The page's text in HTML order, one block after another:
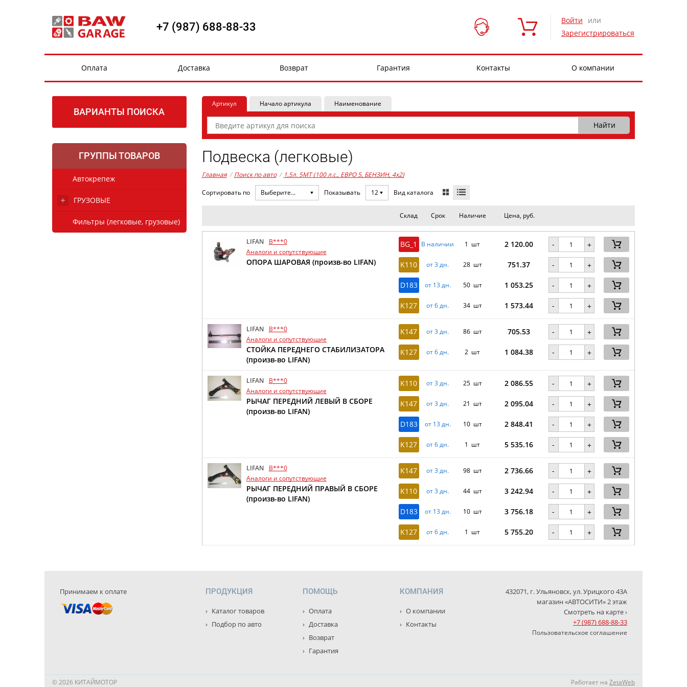
+7 (987) 688-88-33 Войти
или
Зарегистрироваться
Оплата Доставка Возврат Гарантия Контакты О компании
ВАРИАНТЫ ПОИСКА
ГРУППЫ ТОВАРОВ
Автокрепеж
ГРУЗОВЫЕ
Фильтры (легковые, грузовые)
Артикул Начало артикула Наименование
Подвеска (легковые)
Главная / Поиск по авто / 1,5л. 5MT (100 л.с., ЕВРО 5, БЕНЗИН, 4x2)
Сортировать по Выберите... Показывать 12 Вид каталога
Склад Срок Наличие Цена, руб.
LIFAN
B***0
Аналоги и сопутствующие
ОПОРА ШАРОВАЯ (произв-во LIFAN)
BG_1 В наличии 1 шт 2 120.00 - +
K110 от 3 дн. 28 шт 751.37 - +
D183 от 13 дн. 50 шт 1 053.25 - +
K127 от 6 дн. 34 шт 1 573.44 - +
LIFAN
B***0
Аналоги и сопутствующие
СТОЙКА ПЕРЕДНЕГО СТАБИЛИЗАТОРА
(произв-во LIFAN)
K147 от 3 дн. 86 шт 705.53 - +
K127 от 6 дн. 2 шт 1 084.38 - +
LIFAN
B***0
Аналоги и сопутствующие
РЫЧАГ ПЕРЕДНИЙ ЛЕВЫЙ В СБОРЕ
(произв-во LIFAN)
K110 от 3 дн. 25 шт 2 086.55 - +
K147 от 3 дн. 21 шт 2 095.04 - +
D183 от 13 дн. 10 шт 2 848.41 - +
K127 от 6 дн. 1 шт 5 535.16 - +
LIFAN
B***0
Аналоги и сопутствующие
РЫЧАГ ПЕРЕДНИЙ ПРАВЫЙ В СБОРЕ
(произв-во LIFAN)
K147 от 3 дн. 98 шт 2 736.66 - +
K110 от 3 дн. 44 шт 3 242.94 - +
D183 от 13 дн. 10 шт 3 756.18 - +
K127 от 6 дн. 1 шт 5 755.20 - +
Принимаем к оплате ПРОДУКЦИЯ
Каталог товаров
Подбор по авто
ПОМОЩЬ
Оплата
Доставка
Возврат
Гарантия
КОМПАНИЯ
О компании
Контакты
432071, г. Ульяновск, ул. Урицкого 43А
магазин «АВТОСИТИ» 2 этаж
Смотреть на карте ›
+7 (987) 688-88-33
Пользовательское соглашение
© 2026 КИТАЙМОТОР Работает на ZetaWeb